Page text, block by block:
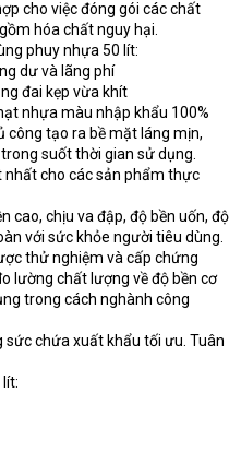
cho việc đóng gói các chất
hóa chất nguy hại.
phuy nhựa 50 lít:
dư và lãng phí
đai kẹp vừa khít
nhựa màu nhập khẩu 100%
công tạo ra bề mặt láng mịn,
suốt thời gian sử dụng.
nhất cho các sản phẩm thực
cao, chịu va đập, độ bền uốn, độ
với sức khỏe người tiêu dùng.
thử nghiệm và cấp chứng
lường chất lượng về độ bền cơ
trong cách nghành công
sức chứa xuất khẩu tối ưu. Tuân